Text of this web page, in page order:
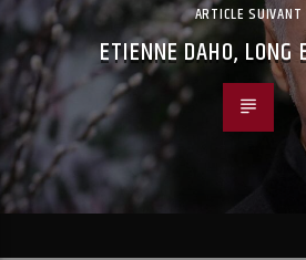
ARTICLE SUIVANT
ETIENNE DAHO, LONG